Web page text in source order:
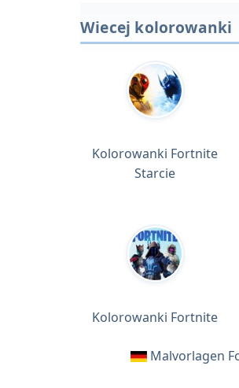
Wiecej kolorowanki
Kolorowanki Fortnite
Starcie
Kolorowanki Fortnite
Malvorlagen